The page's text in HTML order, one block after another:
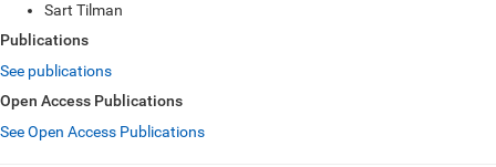
Sart Tilman
Publications
See publications
Open Access Publications
See Open Access Publications